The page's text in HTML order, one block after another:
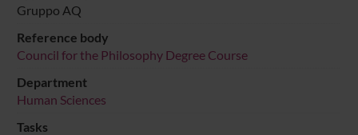
Gruppo AQ
Reference body
Council for the Philosophy Degree Course
Department
Human Sciences
Tasks